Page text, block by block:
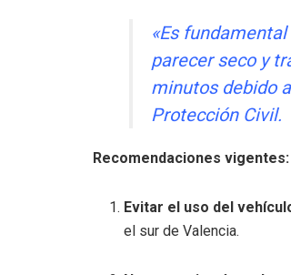
«Es
parecer seco y
minutos debido
Protección Civil.
Recomendaciones vigentes:
Evitar el uso del
el sur de Valencia.